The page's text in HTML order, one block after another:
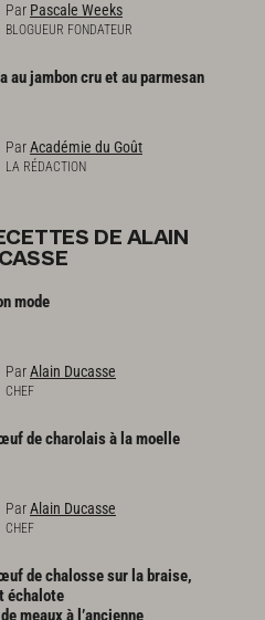
Par Pascale Weeks
BLOGUEUR FONDATEUR
aujamboncruetauparmesan
ParAcadémie du Goût
LA RÉDACTION
DE ALAIN
mode
ParAlain Ducasse
CHEF
decharolaisà lamoelle
ParAlain Ducasse
CHEF
de chalosse sur la braise,
échalote
meaux à l’ancienne